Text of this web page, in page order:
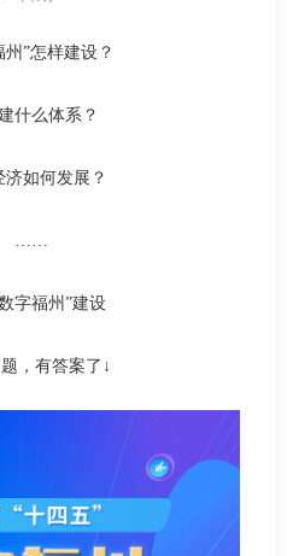
”怎样建设？
么体系？
如何发展？
福州”建设
有答案了↓